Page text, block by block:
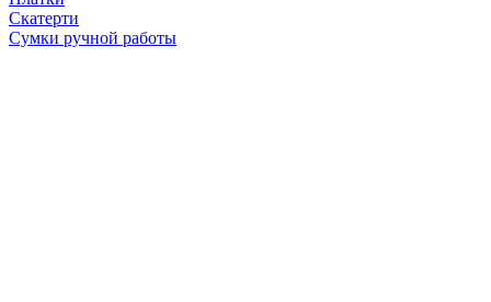
Скатерти
Сумки ручной работы